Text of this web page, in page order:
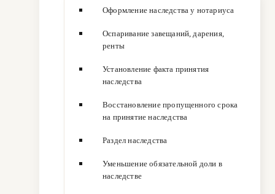
Оформление наследства у нотариуса
Оспаривание завещаний, дарения,
ренты
Установление факта принятия
наследства
Восстановление пропущенного срока
на принятие наследства
Раздел наследства
Уменьшение обязательной доли в
наследстве